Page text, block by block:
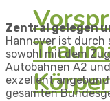
Zentral gelegen
Hannover ist durch
sowohl mit dem
Autobahnen A2
exzellent
gesamten